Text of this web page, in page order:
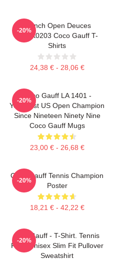
French Open Deuces
DTNK0203 Coco Gauff T-
Shirts
24,38 € - 28,06 €
-20%
Coco Gauff LA 1401 -
Youngest US Open Champion
Since Nineteen Ninety Nine
Coco Gauff Mugs
23,00 € - 26,68 €
-20%
Coco Gauff Tennis Champion
Poster
18,21 € - 42,22 €
-20%
Cori Gauff - T-Shirt. Tennis
Fans Unisex Slim Fit Pullover
Sweatshirt
-20%